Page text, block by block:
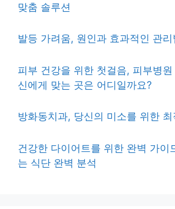
맞춤 솔루션
발등 가려움, 원인과 효과적인 관
피부 건강을 위한 첫걸음, 피부병
신에게 맞는 곳은 어디일까요?
방화동치과, 당신의 미소를 위한 최
건강한 다이어트를 위한 완벽 가이
는 식단 완벽 분석